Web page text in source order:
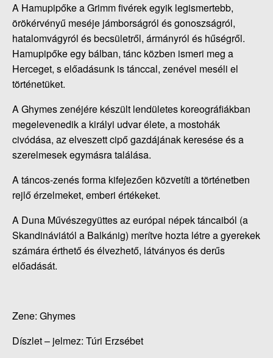
A Hamupipőke a Grimm fivérek egyik legismertebb,
örökérvényű meséje jámborságról és gonoszságról,
hatalomvágyról és becsületről, ármányról és hűségről.
Hamupipőke egy bálban, tánc közben ismeri meg a
Herceget, s előadásunk is tánccal, zenével meséli el
történetüket.
A Ghymes zenéjére készült lendületes koreográfiákban
megelevenedik a királyi udvar élete, a mostohák
civódása, az elveszett cipő gazdájának keresése és a
szerelmesek egymásra találása.
A táncos-zenés forma kifejezően közvetíti a történetben
rejlő érzelmeket, emberi értékeket.
A Duna Művészegyüttes az európai népek táncaiból (a
Skandináviától a Balkánig) merítve hozta létre a gyerekek
számára érthető és élvezhető, látványos és derűs
előadását.
Zene: Ghymes
Díszlet – jelmez: Túri Erzsébet